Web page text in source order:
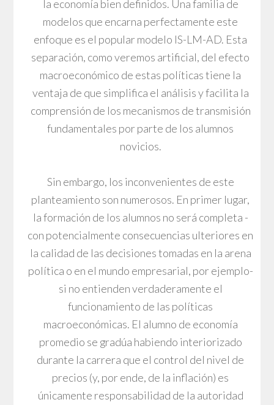
la economía bien definidos. Una familia de
modelos que encarna perfectamente este
enfoque es el popular modelo IS-LM-AD. Esta
separación, como veremos artificial, del efecto
macroeconómico de estas políticas tiene la
ventaja de que simplifica el análisis y facilita la
comprensión de los mecanismos de transmisión
fundamentales por parte de los alumnos
novicios.
Sin embargo, los inconvenientes de este
planteamiento son numerosos. En primer lugar,
la formación de los alumnos no será completa -
con potencialmente consecuencias ulteriores en
la calidad de las decisiones tomadas en la arena
política o en el mundo empresarial, por ejemplo-
si no entienden verdaderamente el
funcionamiento de las políticas
macroeconómicas. El alumno de economía
promedio se gradúa habiendo interiorizado
durante la carrera que el control del nivel de
precios (y, por ende, de la inflación) es
únicamente responsabilidad de la autoridad